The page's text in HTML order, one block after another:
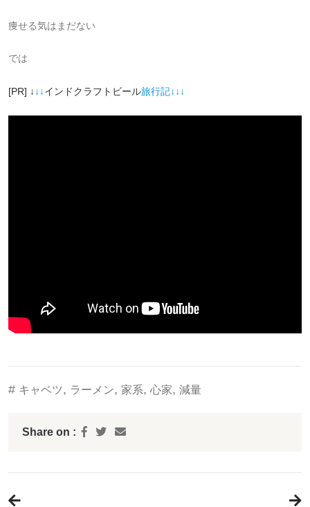
痩せる気はまだない
では
[PR] ↓ ↓↓インドクラフトビール旅行記↓↓↓
# キャベツ, ラーメン, 家系, 心家, 減量
Share on :
稿